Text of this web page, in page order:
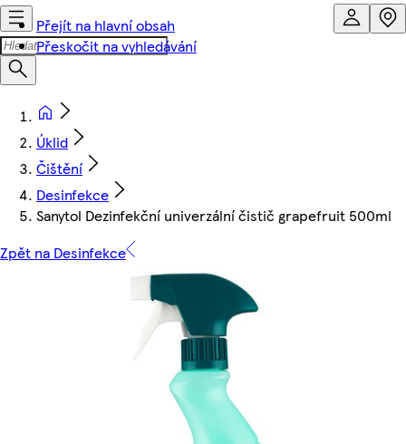
Přejít na hlavní obsah
Přeskočit na vyhledávání
Úklid
Čištění
Desinfekce
Sanytol Dezinfekční univerzální čistič grapefruit 500ml
Zpět na Desinfekce